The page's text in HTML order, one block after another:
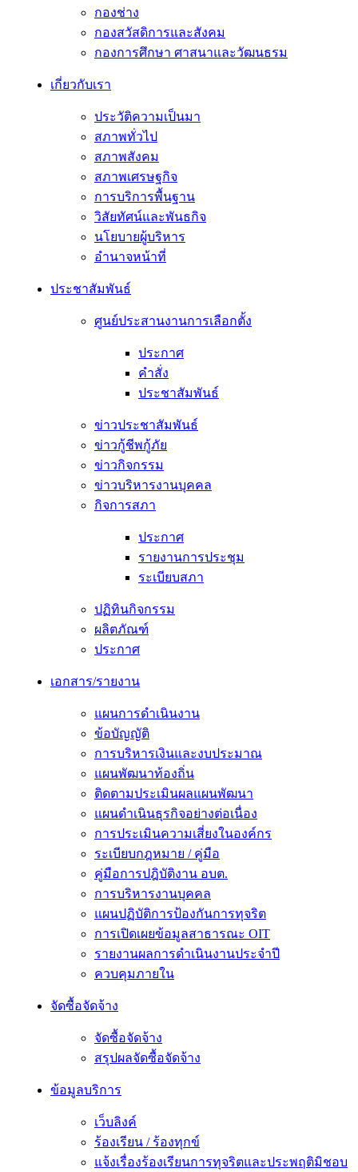
กองช่าง
กองสวัสดิการและสังคม
กองการศึกษา ศาสนาและวัฒนธรม
เกี่ยวกับเรา
ประวัติความเป็นมา
สภาพทั่วไป
สภาพสังคม
สภาพเศรษฐกิจ
การบริการพื้นฐาน
วิสัยทัศน์และพันธกิจ
นโยบายผู้บริหาร
อํานาจหน้าที่
ประชาสัมพันธ์
ศูนย์ประสานงานการเลือกตั้ง
ประกาศ
คำสั่ง
ประชาสัมพันธ์
ข่าวประชาสัมพันธ์
ข่าวกู้ชีพกู้ภัย
ข่าวกิจกรรม
ข่าวบริหารงานบุคคล
กิจการสภา
ประกาศ
รายงานการประชุม
ระเบียบสภา
ปฏิทินกิจกรรม
ผลิตภัณฑ์
ประกาศ
เอกสาร/รายงาน
แผนการดำเนินงาน
ข้อบัญญัติ
การบริหารเงินและงบประมาณ
แผนพัฒนาท้องถิ่น
ติดตามประเมินผลแผนพัฒนา
แผนดำเนินธุรกิจอย่างต่อเนื่อง
การประเมินความเสี่ยงในองค์กร
ระเบียบกฎหมาย / คู่มือ
คู่มือการปฎิบัติงาน อบต.
การบริหารงานบุคคล
แผนปฏิบัติการป้องกันการทุจริต
การเปิดเผยข้อมูลสาธารณะ OIT
รายงานผลการดำเนินงานประจำปี
ควบคุมภายใน
จัดซื้อจัดจ้าง
จัดซื้อจัดจ้าง
สรุปผลจัดซื้อจัดจ้าง
ข้อมูลบริการ
เว็บลิงค์
ร้องเรียน / ร้องทุกข์
แจ้งเรื่องร้องเรียนการทุจริตและประพฤติมิชอบ